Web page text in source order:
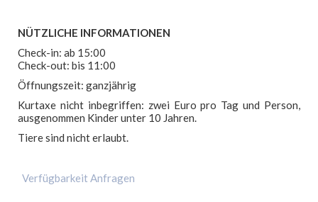
NÜTZLICHE INFORMATIONEN
Check-in: ab 15:00
Check-out: bis 11:00
Öffnungszeit: ganzjährig
Kurtaxe nicht inbegriffen: zwei Euro pro Tag und Person,
ausgenommen Kinder unter 10 Jahren.
Tiere sind nicht erlaubt.